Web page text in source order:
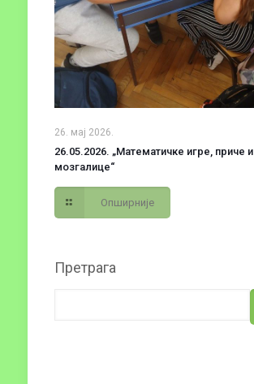
26. мај 2026.
26.05.2026. „Математичке игре, приче и
мозгалице“
Опширније
Претрага